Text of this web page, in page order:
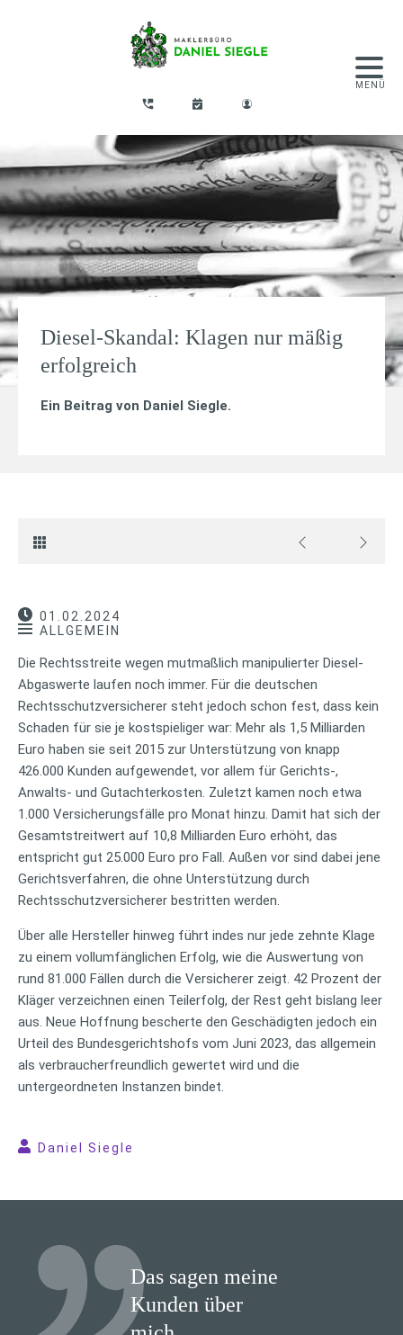
Diesel-Skandal: Klagen nur mäßig
erfolgreich
Ein Beitrag von Daniel Siegle.
01.02.2024
ALLGEMEIN
Die Rechtsstreite wegen mutmaßlich manipulierter Diesel-
Abgaswerte laufen noch immer. Für die deutschen
Rechtsschutzversicherer steht jedoch schon fest, dass kein
Schaden für sie je kostspieliger war: Mehr als 1,5 Milliarden
Euro haben sie seit 2015 zur Unterstützung von knapp
426.000 Kunden aufgewendet, vor allem für Gerichts-,
Anwalts- und Gutachterkosten. Zuletzt kamen noch etwa
1.000 Versicherungsfälle pro Monat hinzu. Damit hat sich der
Gesamtstreitwert auf 10,8 Milliarden Euro erhöht, das
entspricht gut 25.000 Euro pro Fall. Außen vor sind dabei jene
Gerichtsverfahren, die ohne Unterstützung durch
Rechtsschutzversicherer bestritten werden.
Über alle Hersteller hinweg führt indes nur jede zehnte Klage
zu einem vollumfänglichen Erfolg, wie die Auswertung von
rund 81.000 Fällen durch die Versicherer zeigt. 42 Prozent der
Kläger verzeichnen einen Teilerfolg, der Rest geht bislang leer
aus. Neue Hoffnung bescherte den Geschädigten jedoch ein
Urteil des Bundesgerichtshofs vom Juni 2023, das allgemein
als verbraucherfreundlich gewertet wird und die
untergeordneten Instanzen bindet.
Daniel Siegle
Das sagen meine
Kunden über